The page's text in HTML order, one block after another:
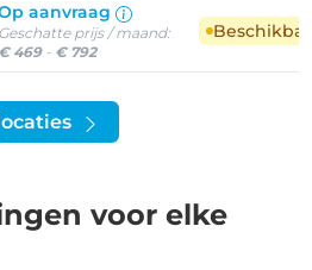
aanvraag
Geschatte prijs / maand:
€ 469- € 792
voor elke